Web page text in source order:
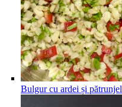
Bulgur cu ardei și pătrunjel